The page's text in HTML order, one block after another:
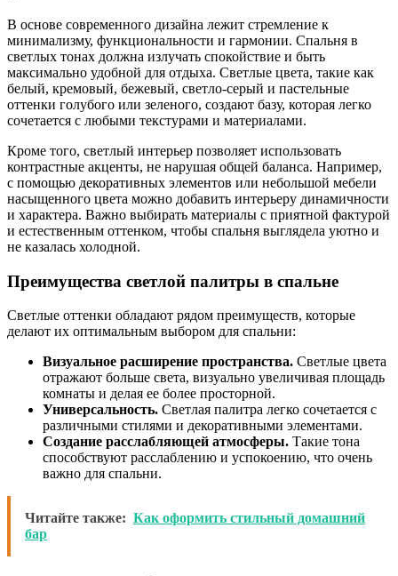
В основе современного дизайна лежит стремление к
минимализму, функциональности и гармонии. Спальня в
светлых тонах должна излучать спокойствие и быть
максимально удобной для отдыха. Светлые цвета, такие как
белый, кремовый, бежевый, светло-серый и пастельные
оттенки голубого или зеленого, создают базу, которая легко
сочетается с любыми текстурами и материалами.
Кроме того, светлый интерьер позволяет использовать
контрастные акценты, не нарушая общей баланса. Например,
с помощью декоративных элементов или небольшой мебели
насыщенного цвета можно добавить интерьеру динамичности
и характера. Важно выбирать материалы с приятной фактурой
и естественным оттенком, чтобы спальня выглядела уютно и
не казалась холодной.
Преимущества светлой палитры в спальне
Светлые оттенки обладают рядом преимуществ, которые
делают их оптимальным выбором для спальни:
Визуальное расширение пространства. Светлые цвета
отражают больше света, визуально увеличивая площадь
комнаты и делая ее более просторной.
Универсальность. Светлая палитра легко сочетается с
различными стилями и декоративными элементами.
Создание расслабляющей атмосферы. Такие тона
способствуют расслаблению и успокоению, что очень
важно для спальни.
Читайте также: Как оформить стильный домашний
бар